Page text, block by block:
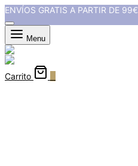
ENVÍOS GRATIS A PARTIR DE 99€
Menu
Carrito